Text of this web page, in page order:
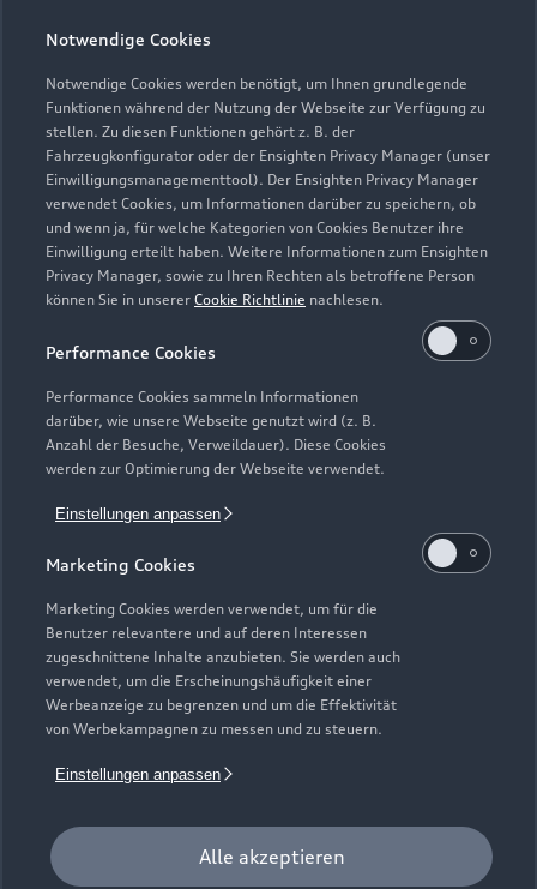
Notwendige Cookies
Notwendige Cookies werden benötigt, um Ihnen grundlegende
Funktionen während der Nutzung der Webseite zur Verfügung zu
stellen. Zu diesen Funktionen gehört z. B. der
Fahrzeugkonfigurator oder der Ensighten Privacy Manager (unser
Einwilligungsmanagementtool). Der Ensighten Privacy Manager
verwendet Cookies, um Informationen darüber zu speichern, ob
und wenn ja, für welche Kategorien von Cookies Benutzer ihre
Einwilligung erteilt haben. Weitere Informationen zum Ensighten
Privacy Manager, sowie zu Ihren Rechten als betroffene Person
können Sie in unserer Cookie Richtlinie nachlesen.
Performance Cookies
Performance Cookies sammeln Informationen
darüber, wie unsere Webseite genutzt wird (z. B.
Anzahl der Besuche, Verweildauer). Diese Cookies
werden zur Optimierung der Webseite verwendet.
Einstellungen anpassen
Marketing Cookies
Marketing Cookies werden verwendet, um für die
Benutzer relevantere und auf deren Interessen
zugeschnittene Inhalte anzubieten. Sie werden auch
verwendet, um die Erscheinungshäufigkeit einer
Werbeanzeige zu begrenzen und um die Effektivität
von Werbekampagnen zu messen und zu steuern.
Einstellungen anpassen
Alle akzeptieren
Zur Reparatur
Zurück nach oben
Modelle
Alle Modelle
Modelle vergleichen
Elektromodelle
Kaufen & leasen
Neuwagensuche
Service & Zubehör